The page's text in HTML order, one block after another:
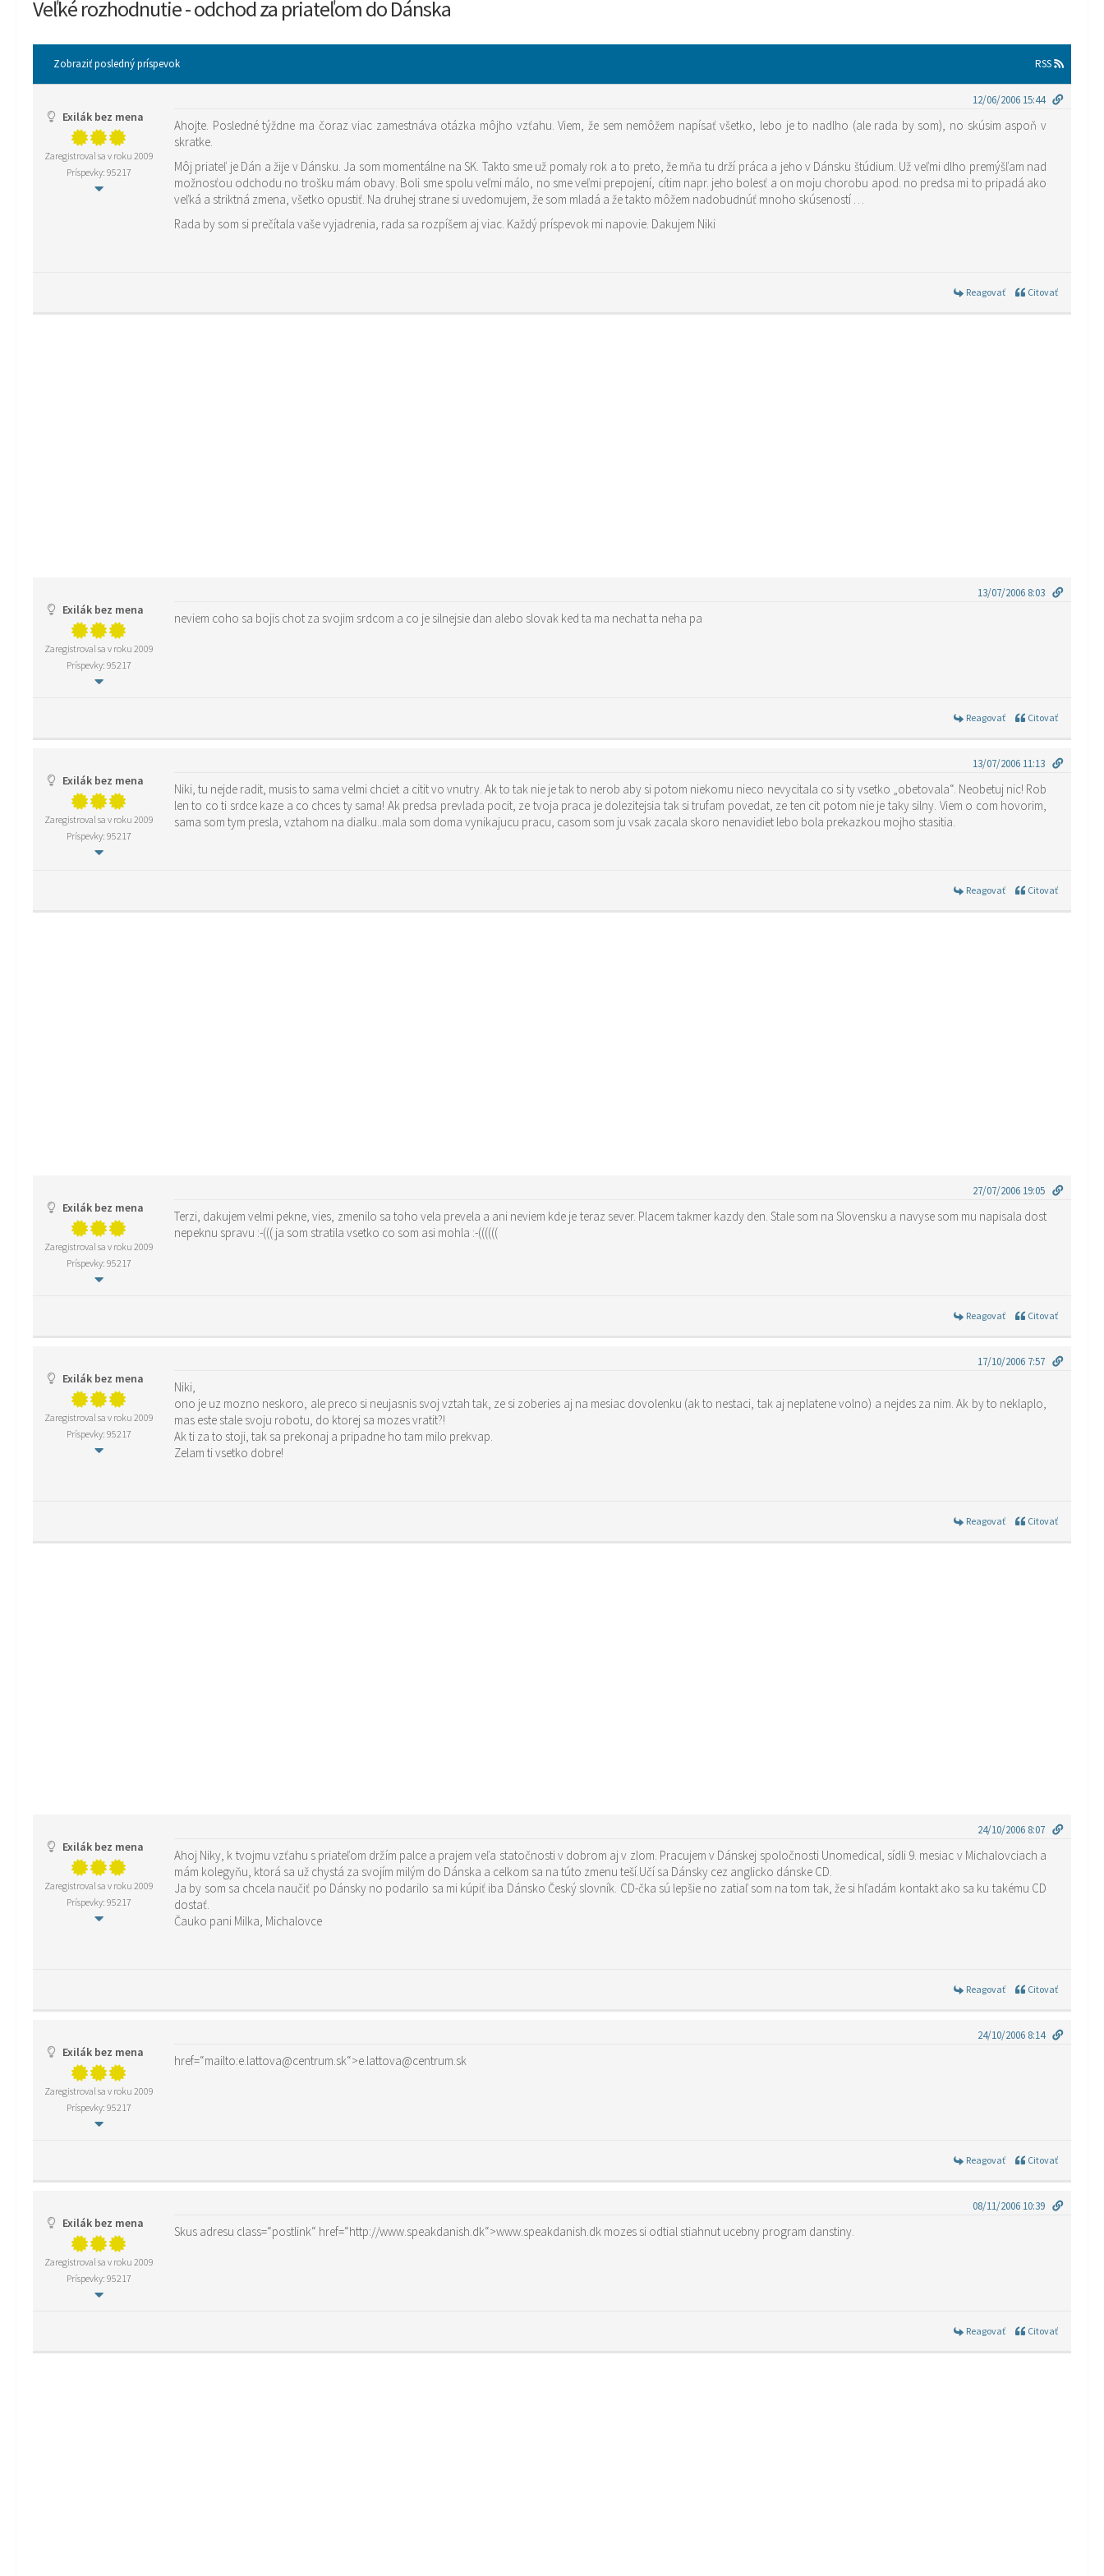
Veľké rozhodnutie - odchod za priateľom do Dánska
Zobraziť posledný príspevok RSS
Exilák bez mena
Zaregistroval sa v roku 2009
Príspevky: 95217
12/06/2006 15:44
Ahojte. Posledné týždne ma čoraz viac zamestnáva otázka môjho vzťahu. Viem, že sem nemôžem napísať všetko, lebo je to nadlho (ale rada by som), no skúsim aspoň v
skratke.
Môj priateľ je Dán a žije v Dánsku. Ja som momentálne na SK. Takto sme už pomaly rok a to preto, že mňa tu drží práca a jeho v Dánsku štúdium. Už veľmi dlho premýšľam nad
možnosťou odchodu no trošku mám obavy. Boli sme spolu veľmi málo, no sme veľmi prepojení, cítim napr. jeho bolesť a on moju chorobu apod. no predsa mi to pripadá ako
veľká a striktná zmena, všetko opustiť. Na druhej strane si uvedomujem, že som mladá a že takto môžem nadobudnúť mnoho skúseností …
Rada by som si prečítala vaše vyjadrenia, rada sa rozpíšem aj viac. Každý príspevok mi napovie. Dakujem Niki
Reagovať Citovať
Exilák bez mena
Zaregistroval sa v roku 2009
Príspevky: 95217
13/07/2006 8:03
neviem coho sa bojis chot za svojim srdcom a co je silnejsie dan alebo slovak ked ta ma nechat ta neha pa
Reagovať Citovať
Exilák bez mena
Zaregistroval sa v roku 2009
Príspevky: 95217
13/07/2006 11:13
Niki, tu nejde radit, musis to sama velmi chciet a citit vo vnutry. Ak to tak nie je tak to nerob aby si potom niekomu nieco nevycitala co si ty vsetko „obetovala“. Neobetuj nic! Rob
len to co ti srdce kaze a co chces ty sama! Ak predsa prevlada pocit, ze tvoja praca je dolezitejsia tak si trufam povedat, ze ten cit potom nie je taky silny. Viem o com hovorim,
sama som tym presla, vztahom na dialku..mala som doma vynikajucu pracu, casom som ju vsak zacala skoro nenavidiet lebo bola prekazkou mojho stasitia.
Reagovať Citovať
Exilák bez mena
Zaregistroval sa v roku 2009
Príspevky: 95217
27/07/2006 19:05
Terzi, dakujem velmi pekne, vies, zmenilo sa toho vela prevela a ani neviem kde je teraz sever. Placem takmer kazdy den. Stale som na Slovensku a navyse som mu napisala dost
nepeknu spravu :-((( ja som stratila vsetko co som asi mohla :-((((((
Reagovať Citovať
Exilák bez mena
Zaregistroval sa v roku 2009
Príspevky: 95217
17/10/2006 7:57
Niki,
ono je uz mozno neskoro, ale preco si neujasnis svoj vztah tak, ze si zoberies aj na mesiac dovolenku (ak to nestaci, tak aj neplatene volno) a nejdes za nim. Ak by to neklaplo,
mas este stale svoju robotu, do ktorej sa mozes vratit?!
Ak ti za to stoji, tak sa prekonaj a pripadne ho tam milo prekvap.
Zelam ti vsetko dobre!
Reagovať Citovať
Exilák bez mena
Zaregistroval sa v roku 2009
Príspevky: 95217
24/10/2006 8:07
Ahoj Niky, k tvojmu vzťahu s priateľom držím palce a prajem veľa statočnosti v dobrom aj v zlom. Pracujem v Dánskej spoločnosti Unomedical, sídli 9. mesiac v Michalovciach a
mám kolegyňu, ktorá sa už chystá za svojím milým do Dánska a celkom sa na túto zmenu teší.Učí sa Dánsky cez anglicko dánske CD.
Ja by som sa chcela naučiť po Dánsky no podarilo sa mi kúpiť iba Dánsko Český slovník. CD-čka sú lepšie no zatiaľ som na tom tak, že si hľadám kontakt ako sa ku takému CD
dostať.
Čauko pani Milka, Michalovce
Reagovať Citovať
Exilák bez mena
Zaregistroval sa v roku 2009
Príspevky: 95217
24/10/2006 8:14
href=“mailto:e.lattova@centrum.sk“>e.lattova@centrum.sk
Reagovať Citovať
Exilák bez mena
Zaregistroval sa v roku 2009
Príspevky: 95217
08/11/2006 10:39
Skus adresu class=“postlink“ href=“http://www.speakdanish.dk“>www.speakdanish.dk mozes si odtial stiahnut ucebny program danstiny.
Reagovať Citovať